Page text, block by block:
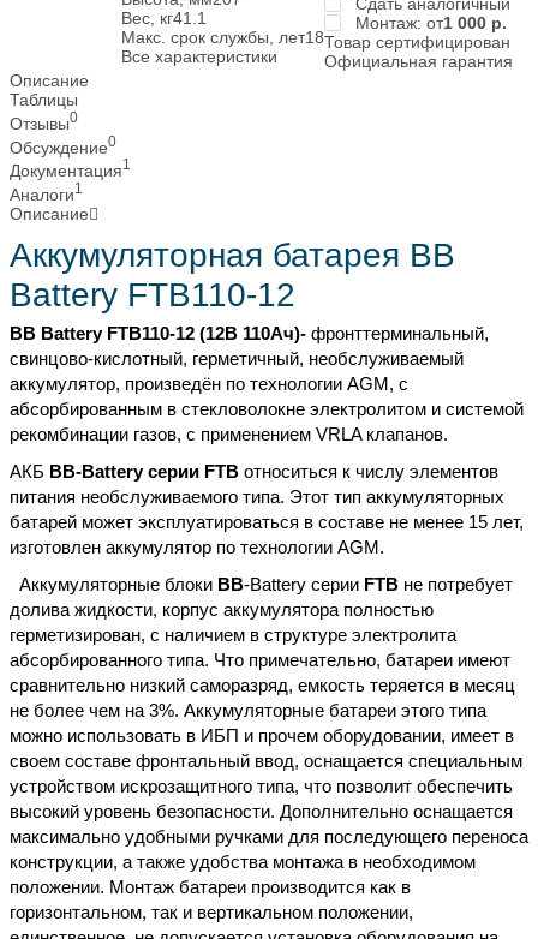
Вес, кг41.1
Макс. срок службы, лет18
Все характеристики
Монтаж: от1 000 р.
Товар сертифицирован
Официальная гарантия
Описание
Таблицы
Отзывы0
Обсуждение0
Документация1
Аналоги1
Описание
Аккумуляторная батарея BB
Battery FTB110-12
BB Battery FTB110-12 (12В 110Ач)- фронттерминальный,
свинцово-кислотный, герметичный, необслуживаемый
аккумулятор, произведён по технологии AGM, с
абсорбированным в стекловолокне электролитом и системой
рекомбинации газов, c применением VRLA клапанов.
АКБ BB-Battery серии FTB относиться к числу элементов
питания необслуживаемого типа. Этот тип аккумуляторных
батарей может эксплуатироваться в составе не менее 15 лет,
изготовлен аккумулятор по технологии AGM.
Аккумуляторные блоки BB-Battery серии FTB не потребует
долива жидкости, корпус аккумулятора полностью
герметизирован, с наличием в структуре электролита
абсорбированного типа. Что примечательно, батареи имеют
сравнительно низкий саморазряд, емкость теряется в месяц
не более чем на 3%. Аккумуляторные батареи этого типа
можно использовать в ИБП и прочем оборудовании, имеет в
своем составе фронтальный ввод, оснащается специальным
устройством искрозащитного типа, что позволит обеспечить
высокий уровень безопасности. Дополнительно оснащается
максимально удобными ручками для последующего переноса
конструкции, а также удобства монтажа в необходимом
положении. Монтаж батареи производится как в
горизонтальном, так и вертикальном положении,